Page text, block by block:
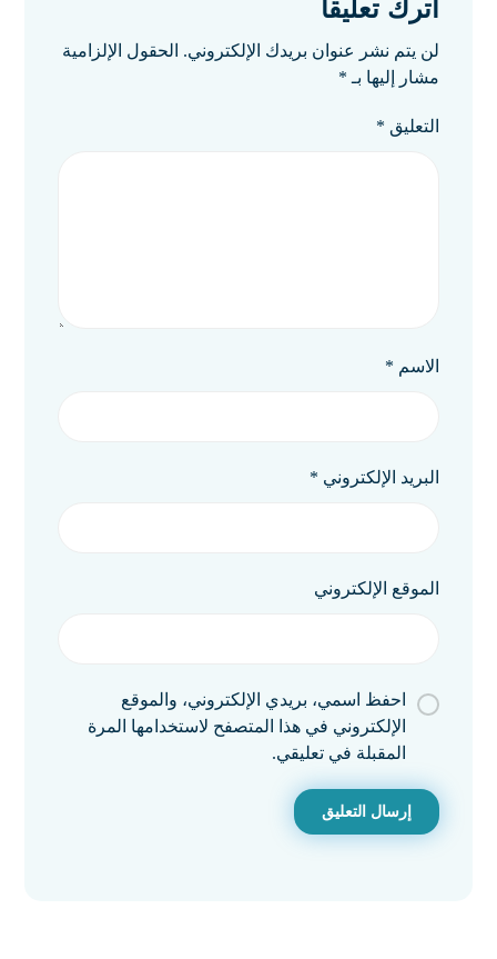
اترك تعليقاً
لن يتم نشر عنوان بريدك الإلكتروني. الحقول الإلزامية
مشار إليها بـ *
التعليق *
الاسم *
البريد الإلكتروني *
الموقع الإلكتروني
احفظ اسمي، بريدي الإلكتروني، والموقع
الإلكتروني في هذا المتصفح لاستخدامها المرة
المقبلة في تعليقي.